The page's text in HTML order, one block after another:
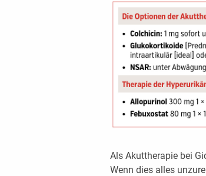
Als Akuttherapie bei
Wenn dies alles